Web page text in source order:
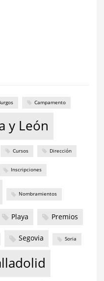
Campamento
y León
Cursos Dirección
Inscripciones
Nombramientos
Playa Premios
Segovia Soria